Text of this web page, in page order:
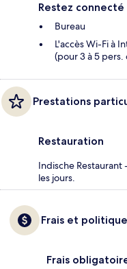
Restez connecté
Bureau
L'accès Wi-Fi à
(pour 3 à 5 pers.
Prestations
Restauration
Indische
les jours.
Frais et
Frais